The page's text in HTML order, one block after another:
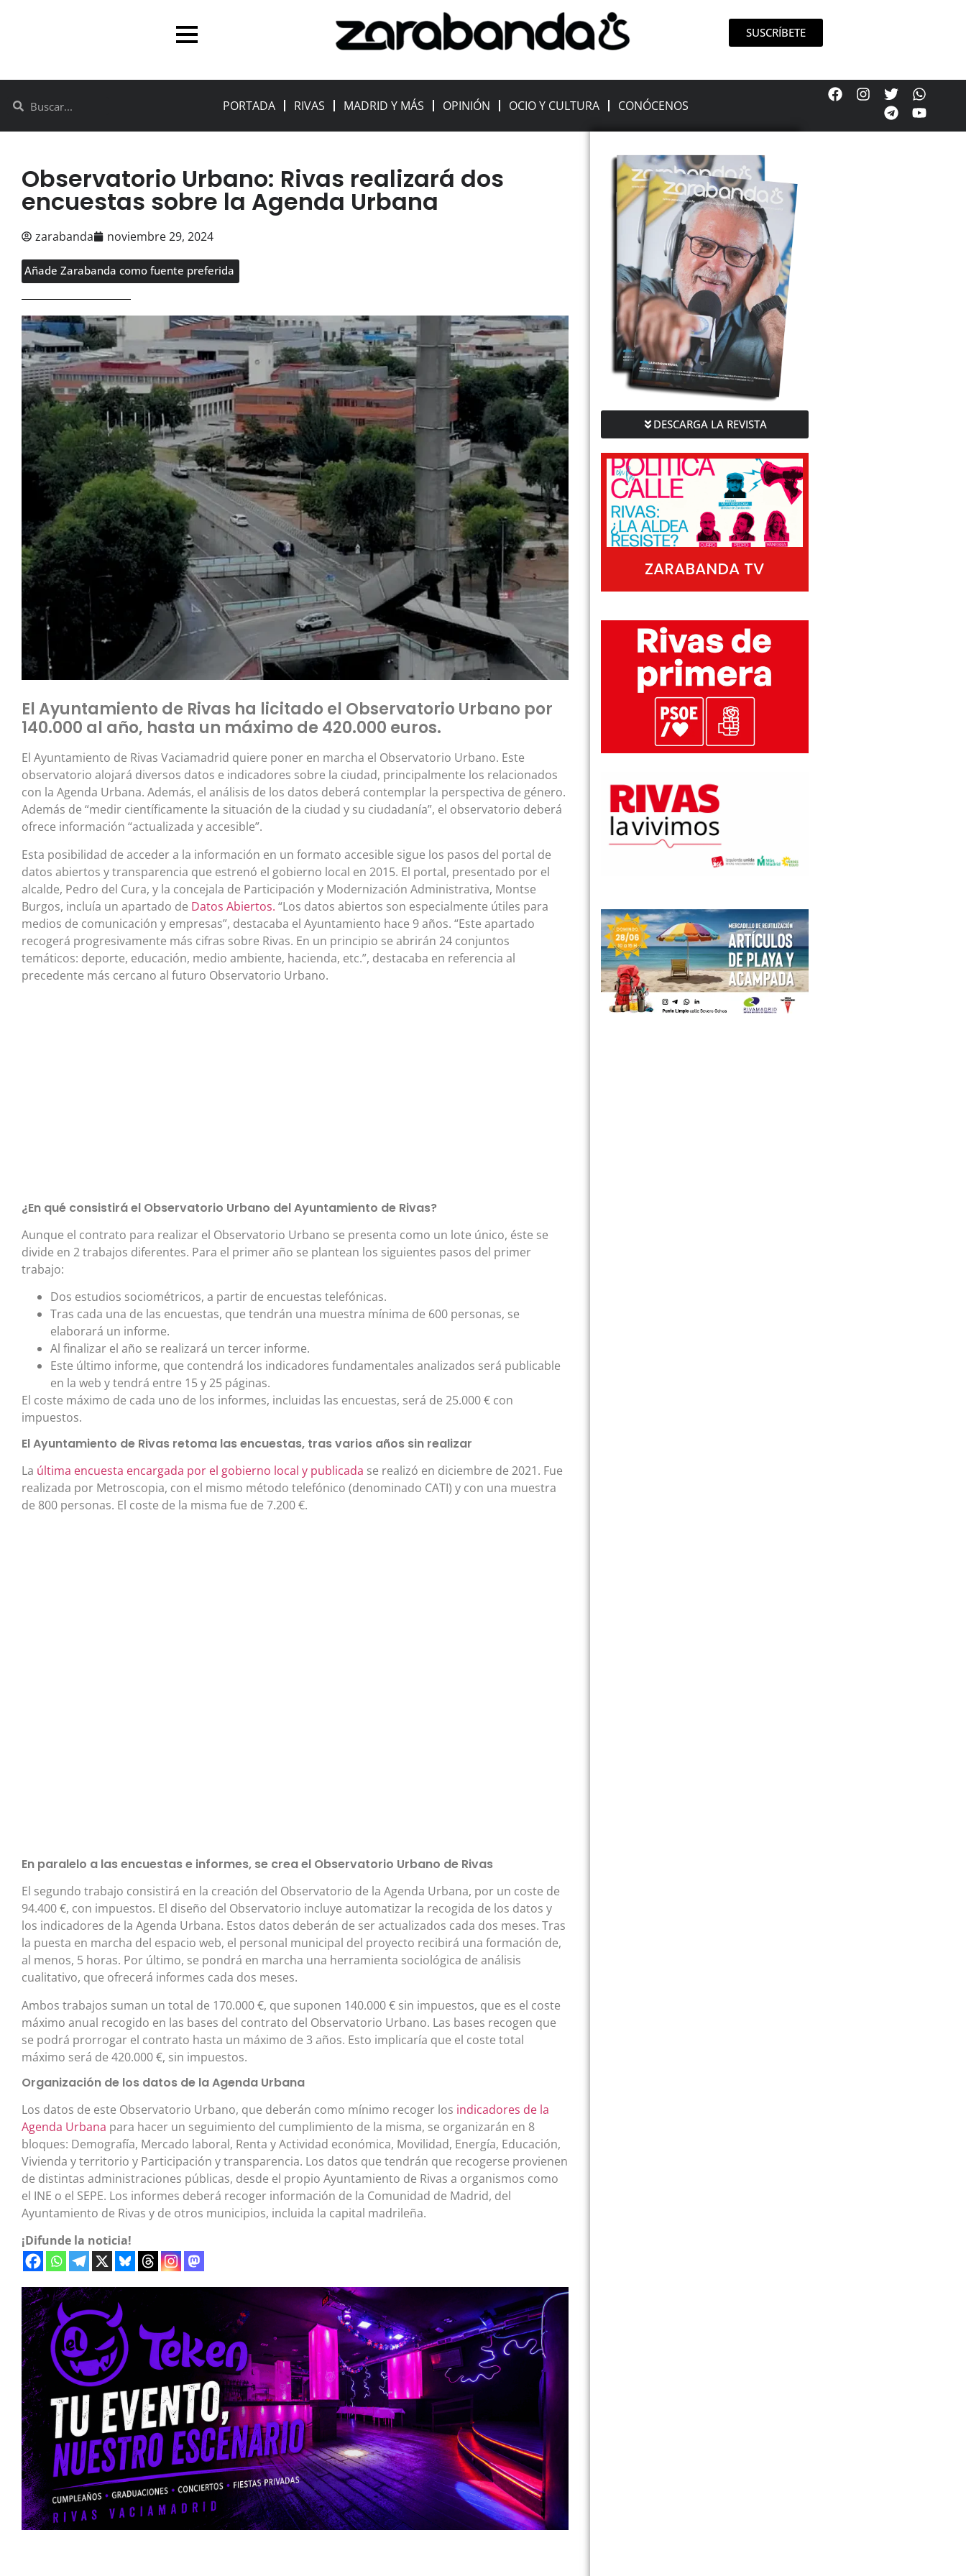
SUSCRÍBETE
PORTADA RIVAS MADRID Y MÁS OPINIÓN OCIO Y CULTURA CONÓCENOS
Observatorio Urbano: Rivas realizará dos
encuestas sobre la Agenda Urbana
zarabanda noviembre 29, 2024
Añade Zarabanda como fuente preferida
El Ayuntamiento de Rivas ha licitado el Observatorio Urbano por
140.000 al año, hasta un máximo de 420.000 euros.
El Ayuntamiento de Rivas Vaciamadrid quiere poner en marcha el Observatorio Urbano. Este
observatorio alojará diversos datos e indicadores sobre la ciudad, principalmente los relacionados
con la Agenda Urbana. Además, el análisis de los datos deberá contemplar la perspectiva de género.
Además de “medir científicamente la situación de la ciudad y su ciudadanía”, el observatorio deberá
ofrece información “actualizada y accesible”.
Esta posibilidad de acceder a la información en un formato accesible sigue los pasos del portal de
datos abiertos y transparencia que estrenó el gobierno local en 2015. El portal, presentado por el
alcalde, Pedro del Cura, y la concejala de Participación y Modernización Administrativa, Montse
Burgos, incluía un apartado de Datos Abiertos. “Los datos abiertos son especialmente útiles para
medios de comunicación y empresas”, destacaba el Ayuntamiento hace 9 años. “Este apartado
recogerá progresivamente más cifras sobre Rivas. En un principio se abrirán 24 conjuntos
temáticos: deporte, educación, medio ambiente, hacienda, etc.”, destacaba en referencia al
precedente más cercano al futuro Observatorio Urbano.
¿En qué consistirá el Observatorio Urbano del Ayuntamiento de Rivas?
Aunque el contrato para realizar el Observatorio Urbano se presenta como un lote único, éste se
divide en 2 trabajos diferentes. Para el primer año se plantean los siguientes pasos del primer
trabajo:
Dos estudios sociométricos, a partir de encuestas telefónicas.
Tras cada una de las encuestas, que tendrán una muestra mínima de 600 personas, se
elaborará un informe.
Al finalizar el año se realizará un tercer informe.
Este último informe, que contendrá los indicadores fundamentales analizados será publicable
en la web y tendrá entre 15 y 25 páginas.
El coste máximo de cada uno de los informes, incluidas las encuestas, será de 25.000 € con
impuestos.
El Ayuntamiento de Rivas retoma las encuestas, tras varios años sin realizar
La última encuesta encargada por el gobierno local y publicada se realizó en diciembre de 2021. Fue
realizada por Metroscopia, con el mismo método telefónico (denominado CATI) y con una muestra
de 800 personas. El coste de la misma fue de 7.200 €.
En paralelo a las encuestas e informes, se crea el Observatorio Urbano de Rivas
El segundo trabajo consistirá en la creación del Observatorio de la Agenda Urbana, por un coste de
94.400 €, con impuestos. El diseño del Observatorio incluye automatizar la recogida de los datos y
los indicadores de la Agenda Urbana. Estos datos deberán de ser actualizados cada dos meses. Tras
la puesta en marcha del espacio web, el personal municipal del proyecto recibirá una formación de,
al menos, 5 horas. Por último, se pondrá en marcha una herramienta sociológica de análisis
cualitativo, que ofrecerá informes cada dos meses.
Ambos trabajos suman un total de 170.000 €, que suponen 140.000 € sin impuestos, que es el coste
máximo anual recogido en las bases del contrato del Observatorio Urbano. Las bases recogen que
se podrá prorrogar el contrato hasta un máximo de 3 años. Esto implicaría que el coste total
máximo será de 420.000 €, sin impuestos.
Organización de los datos de la Agenda Urbana
Los datos de este Observatorio Urbano, que deberán como mínimo recoger los indicadores de la
Agenda Urbana para hacer un seguimiento del cumplimiento de la misma, se organizarán en 8
bloques: Demografía, Mercado laboral, Renta y Actividad económica, Movilidad, Energía, Educación,
Vivienda y territorio y Participación y transparencia. Los datos que tendrán que recogerse provienen
de distintas administraciones públicas, desde el propio Ayuntamiento de Rivas a organismos como
el INE o el SEPE. Los informes deberá recoger información de la Comunidad de Madrid, del
Ayuntamiento de Rivas y de otros municipios, incluida la capital madrileña.
¡Difunde la noticia!
DESCARGA LA REVISTA
ZARABANDA TV